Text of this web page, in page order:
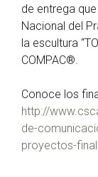
de entrega
Nacional del
la escultura
COMPAC®.
Conoce los
http://
de-
proyectos-